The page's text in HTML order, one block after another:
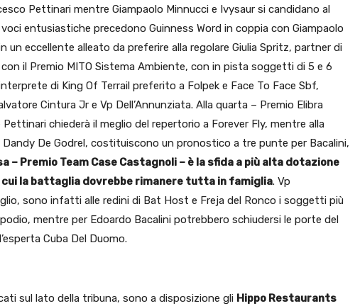
Pettinari mentre Giampaolo Minnucci e Ivysaur si candidano al
entusiastiche precedono Guinness Word in coppia con Giampaolo
un eccellente alleato da preferire alla regolare Giulia Spritz, partner di
il Premio MITO Sistema Ambiente, con in pista soggetti di 5 e 6
di King Of Terrail preferito a Folpek e Face To Face Sbf,
Cintura Jr e Vp Dell’Annunziata. Alla quarta – Premio Elibra
chiederà il meglio del repertorio a Forever Fly, mentre alla
De Godrel, costituiscono un pronostico a tre punte per Bacalini,
– Premio Team Case Castagnoli – è la sfida a più alta dotazione
cui la battaglia dovrebbe rimanere tutta in famiglia. Vp
sono infatti alle redini di Bat Host e Freja del Ronco i soggetti più
mentre per Edoardo Bacalini potrebbero schiudersi le porte del
Cuba Del Duomo.
sul lato della tribuna, sono a disposizione gli Hippo Restaurants